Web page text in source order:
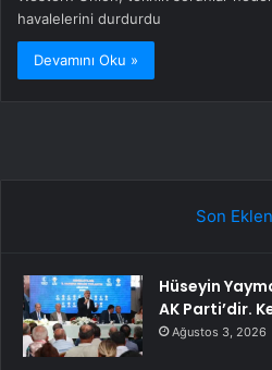
havalelerini durdurdu
Devamını Oku »
Son
Hüseyin
AK Parti’dir.
Ağustos 3, 2026